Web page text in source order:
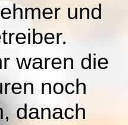
und
waren die
noch
danach